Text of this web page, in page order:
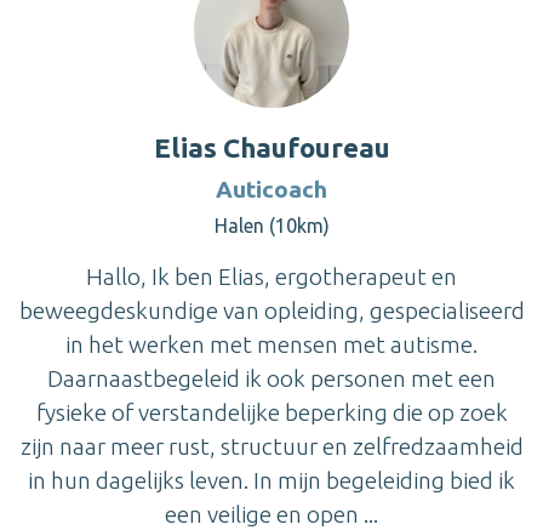
Elias Chaufoureau
Auticoach
Halen (10km)
Hallo, Ik ben Elias, ergotherapeut en
beweegdeskundige van opleiding, gespecialiseerd
in het werken met mensen met autisme.
Daarnaastbegeleid ik ook personen met een
fysieke of verstandelijke beperking die op zoek
zijn naar meer rust, structuur en zelfredzaamheid
in hun dagelijks leven. In mijn begeleiding bied ik
een veilige en open ...